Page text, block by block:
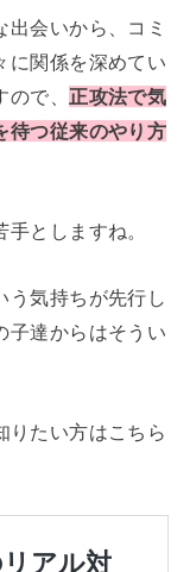
出会いから、コミ
に関係を深めてい
で、 正攻法で気
待つ従来のやり方
としますね。
う気持ちが先行し
子達からはそうい
りたい方はこちら